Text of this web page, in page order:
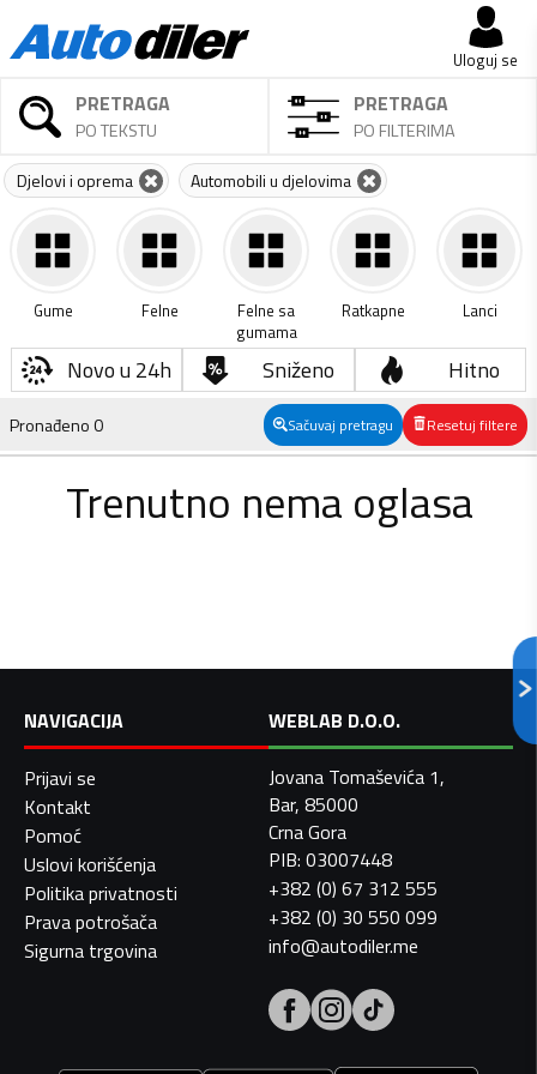
Uloguj se
PRETRAGA
PO TEKSTU
PRETRAGA
PO FILTERIMA
Djelovi i oprema Automobili u djelovima
Gume Felne
Felne sa
gumama
Ratkapne Lanci
Novo u 24h Sniženo Hitno
Pronađeno0 Sačuvaj pretragu Resetuj filtere
Trenutno nema oglasa
NAVIGACIJA
Prijavi se
Kontakt
Pomoć
Uslovi korišćenja
Politika privatnosti
Prava potrošača
Sigurna trgovina
WEBLAB D.O.O.
Jovana Tomaševića 1,
Bar, 85000
Crna Gora
PIB: 03007448
+382 (0) 67 312 555
+382 (0) 30 550 099
info@autodiler.me